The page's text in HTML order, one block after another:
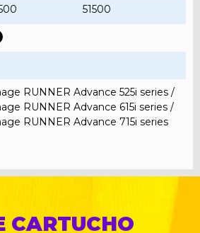
51500
RUNNER Advance 525i series /
RUNNER Advance 615i series /
RUNNER Advance 715i series
CARTUCHO